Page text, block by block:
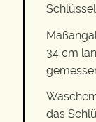
34 cm
das